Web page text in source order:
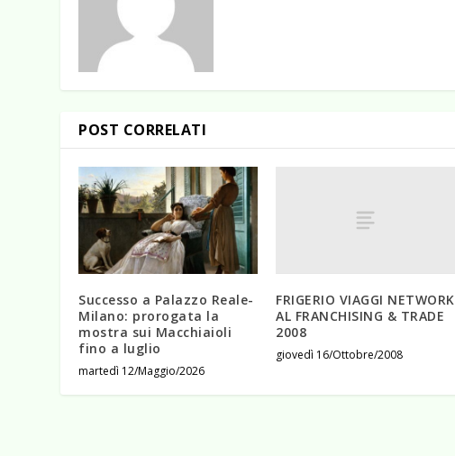
POST CORRELATI
Successo a Palazzo Reale-
Milano: prorogata la
mostra sui Macchiaioli
fino a luglio
martedì 12/Maggio/2026
FRIGERIO VIAGGI NETWORK
AL FRANCHISING & TRADE
2008
giovedì 16/Ottobre/2008